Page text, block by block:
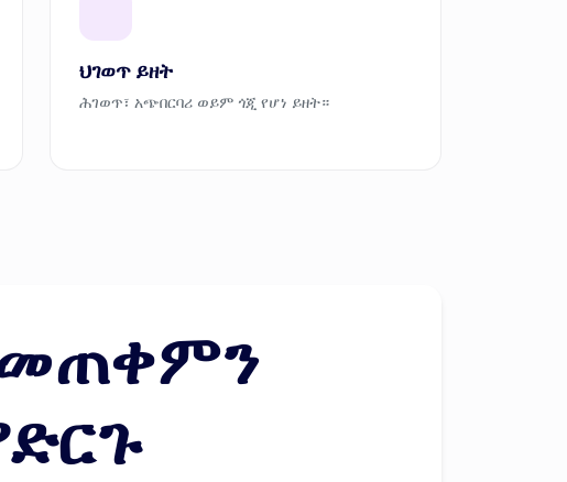
ህገወጥ ይዘት
ሕገወጥ፣ አጭበርባሪ ወይም ጎጂ የሆነ ይዘት።
መጠቀምን